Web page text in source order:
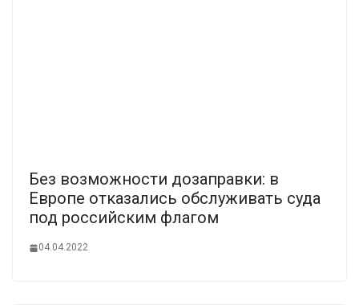
Без возможности дозаправки: в
Европе отказались обслуживать суда
под российским флагом
04.04.2022